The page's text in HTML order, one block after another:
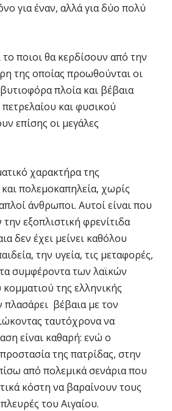
για έναν, αλλά για δύο πολύ
ποιοι θα κερδίσουν από την
της οποίας προωθούνται οι
πλοία και βέβαια
πετρελαίου και φυσικού
επίσης οι μεγάλες
χαρακτήρα της
πολεμοκαπηλεία, χωρίς
άνθρωποι. Αυτοί είναι που
εξοπλιστική φρενίτιδα
δεν έχει μείνει καθόλου
την υγεία, τις μεταφορές,
συμφέροντα των λαϊκών
της ελληνικής
βέβαια με τον
ταυτόχρονα να
είναι καθαρή: ενώ ο
της πατρίδας, στην
από πολεμικά σενάρια που
κόστη να βαραίνουν τους
του Αιγαίου.